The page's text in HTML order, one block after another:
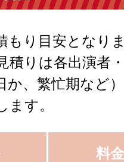
もり目安となり
積りは各出演者
か、繁忙期など
ます。
料